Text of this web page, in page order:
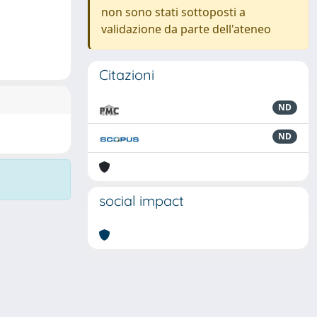
non sono stati sottoposti a
validazione da parte dell'ateneo
Citazioni
ND
ND
social impact